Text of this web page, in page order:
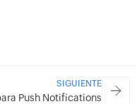
SIGUIENTE
Push Notifications